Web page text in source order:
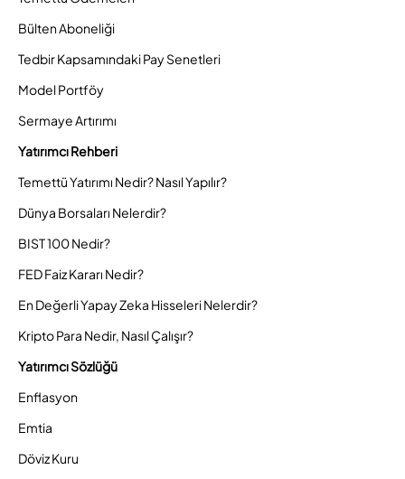
Bülten Aboneliği
Tedbir Kapsamındaki Pay Senetleri
Model Portföy
Sermaye Artırımı
Yatırımcı Rehberi
Temettü Yatırımı Nedir? Nasıl Yapılır?
Dünya Borsaları Nelerdir?
BIST 100 Nedir?
FED Faiz Kararı Nedir?
En Değerli Yapay Zeka Hisseleri Nelerdir?
Kripto Para Nedir, Nasıl Çalışır?
Yatırımcı Sözlüğü
Enflasyon
Emtia
Döviz Kuru